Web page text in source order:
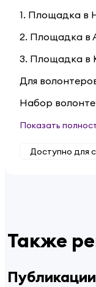
1. Площадка в
2. Площадка в
3. Площадка в
Для
Набор
Показать
Доступно для
Также
Публикации